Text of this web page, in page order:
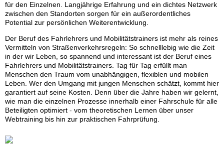
für den Einzelnen. Langjährige Erfahrung und ein dichtes Netzwerk
zwischen den Standorten sorgen für ein außerordentliches
Potential zur persönlichen Weiterentwicklung.
Der Beruf des Fahrlehrers und Mobilitätstrainers ist mehr als reines
Vermitteln von Straßenverkehrsregeln: So schnelllebig wie die Zeit
in der wir Leben, so spannend und interessant ist der Beruf eines
Fahrlehrers und Mobilitätstrainers. Tag für Tag erfüllt man
Menschen den Traum vom unabhängigen, flexiblen und mobilen
Leben. Wer den Umgang mit jungen Menschen schätzt, kommt hier
garantiert auf seine Kosten. Denn über die Jahre haben wir gelernt,
wie man die einzelnen Prozesse innerhalb einer Fahrschule für alle
Beteiligten optimiert - vom theoretischen Lernen über unser
Webtraining bis hin zur praktischen Fahrprüfung.